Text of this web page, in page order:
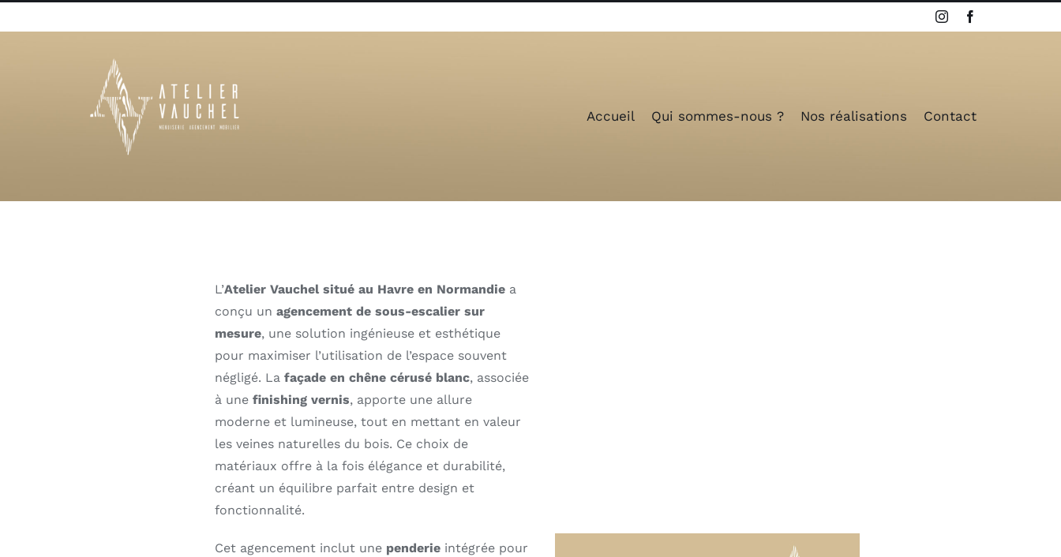
au
Instagram
Accueil Qui sommes-nous ? Nos réalisations Contact
L’Atelier Vauchel situé au Havre en Normandie a
conçu unagencement de sous-escalier sur
mesure, une solution ingénieuse et esthétique
pour maximiser l’utilisation de l’espace souvent
négligé. Lafaçade en chêne cérusé blanc, associée
à unefinishing vernis, apporte une allure
moderne et lumineuse, tout en mettant en valeur
les veines naturelles du bois. Ce choix de
matériaux offre à la fois élégance et durabilité,
créant un équilibre parfait entre design et
fonctionnalité.
Cet agencement inclut une penderie intégrée pour